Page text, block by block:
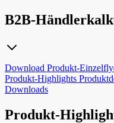
B2B-
Download Produkt-
Produkt-Highlights
Downloads
Produkt-